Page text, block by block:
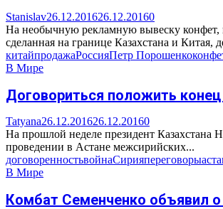
Stanislav26.12.201626.12.20160
На необычную рекламную вывеску конфет,
сделанная на границе Казахстана и Китая,
китайпродажаРоссияПетр Порошенко
В Мире
Договориться положить
Tatyana26.12.201626.12.20160
На прошлой неделе президент Казахстана
проведении в Астане межсирийских...
договоренностьвойнаСирияпереговоры
В Мире
Комбат Семенченко объявил